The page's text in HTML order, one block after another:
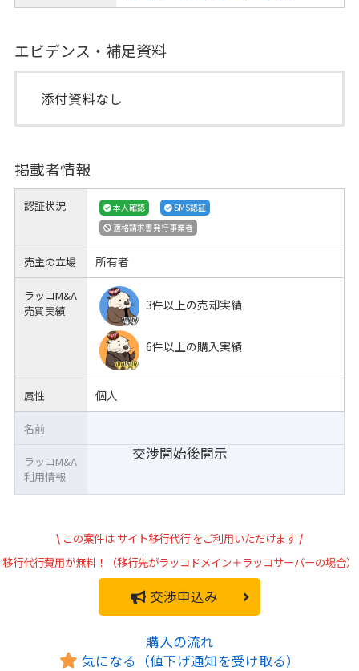
エビデンス・補足資料
添付資料なし
掲載者情報
認証状況 本人確認
SMS認証
適格請求書発行事業者
売主の立場 所有者
ラッコM&A
売買実績
3件以上の売却実績
6件以上の購入実績
属性 個人
交渉開始後開示
名前
ラッコM&A
利用情報
\ この案件は サイト移行代行 をご利用いただけます /
移行代行費用が無料！（移行先がラッコドメイン＋ラッコサーバーの場合）
交渉申込み
購入の流れ
気になる（値下げ通知を受け取る）